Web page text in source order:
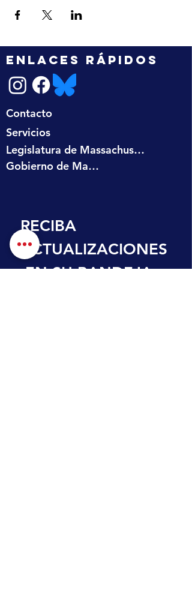
ENLACES RÁPIDOS
Contacto
Servicios
Legislatura de Massachusetts
Gobierno de Massachusetts
RECIBA
ACTUALIZACIONES
EN SU BANDEJA